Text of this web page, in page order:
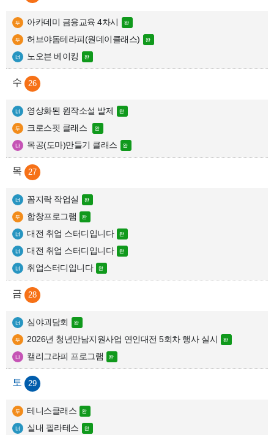
아카데미 금융교육 4차시
허브야돔테라피(원데이클래스)
노오븐 베이킹
26
영상화된 원작소설 발제
크로스핏 클래스
목공(도마)만들기 클래스
27
꼼지락 작업실
합창프로그램
대전 취업 스터디입니다
대전 취업 스터디입니다
취업스터디입니다
28
심야괴담회
2026년 청년만남지원사업 연인대전 5회차 행사 실시
캘리그라피 프로그램
29
테니스클래스
실내 필라테스